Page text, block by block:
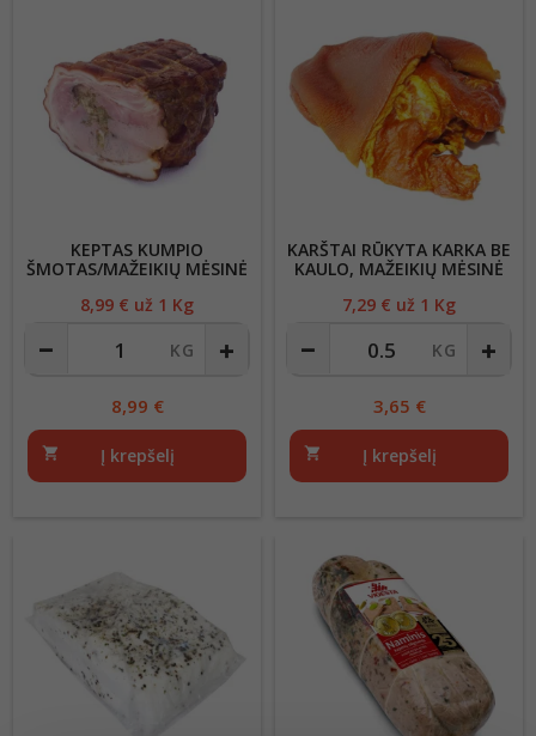
KEPTAS KUMPIO
ŠMOTAS/MAŽEIKIŲ MĖSINĖ
Kaina
8,99 € už 1 Kg
8,99 €
shopping_cart Į krepšelį
KARŠTAI RŪKYTA KARKA BE
KAULO, MAŽEIKIŲ MĖSINĖ
Kaina
7,29 € už 1 Kg
3,65 €
shopping_cart Į krepšelį